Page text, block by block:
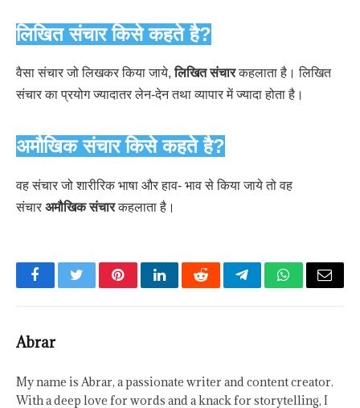
लिखित संचार किसे कहते है?
वैसा संचार जो लिखकर किया जाये, लिखित संचारकहलाता है। लिखित
संचार का प्रयोग ज्यादातर लेन-देन तथा व्यापार में ज्यादा होता है।
अमौखिक संचार किसे कहते है?
वह संचार जो शारीरिक भाषा और हाव- भाव से किया जाये तो वह
संचार अमौखिक संचारकहलाता है।
FacebookTwitterPinterestLinkedInRedditTelegramWhatsApp
Email
Abrar
My name is Abrar, a passionate writer and content creator.
With a deep love for words and a knack for storytelling, I